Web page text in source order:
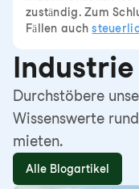
zuständig. Zum
Fällen auch
Durchstöbere
Wissenswerte
mieten.
Alle Blogartikel